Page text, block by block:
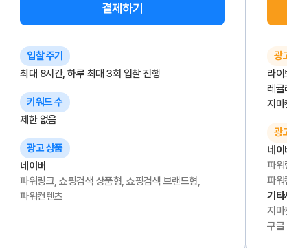
결제하기
입찰 주기
최대 8시간, 하루 최대 3회 입찰 진행
키워드 수
제한 없음
광고 상품
네이버
파워링크, 쇼핑검색 상품형, 쇼핑검색 브랜드형,
파워컨텐츠
광
라이
레귤
지마
광
네이
파워
파워
기타
지마
구글